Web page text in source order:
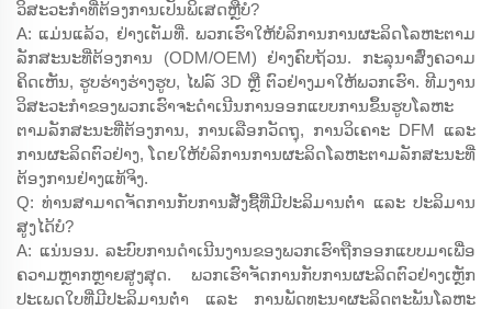
ວິສະວະກຳທີ່ຕ້ອງການເປັນພິເສດຫຼືບໍ?
A: ແມ່ນແລ້ວ, ຢ່າງເຕັມທີ່. ພວກເຮົາໃຫ້ບໍລິການການຜະລິດໂລຫະຕາມ
ລັກສະນະທີ່ຕ້ອງການ (ODM/OEM) ຢ່າງຄົບຖ້ວນ. ກະລຸນາສົ່ງຄວາມ
ຄິດເຫັນ, ຮູບຮ່າງຮ່າງຮູບ, ໄຟລ໌ 3D ຫຼື ຕົວຢ່າງມາໃຫ້ພວກເຮົາ. ທີມງານ
ວິສະວະກຳຂອງພວກເຮົາຈະດຳເນີນການອອກແບບການຂຶ້ນຮູບໂລຫະ
ຕາມລັກສະນະທີ່ຕ້ອງການ, ການເລືອກວັດຖຸ, ການວິເຄາະ DFM ແລະ
ການຜະລິດຕົວຢ່າງ, ໂດຍໃຫ້ບໍລິການການຜະລິດໂລຫະຕາມລັກສະນະທີ່
ຕ້ອງການຢ່າງແທ້ຈິງ.
Q: ທ່ານສາມາດຈັດການກັບການສັ່ງຊື້ທີ່ມີປະລິມານຕ່ຳ ແລະ ປະລິມານ
ສູງໄດ້ບໍ?
A: ແນ່ນອນ. ລະບົບການດຳເນີນງານຂອງພວກເຮົາຖືກອອກແບບມາເພື່ອ
ຄວາມຫຼາກຫຼາຍສູງສຸດ. ພວກເຮົາຈັດການກັບການຜະລິດຕົວຢ່າງເຫຼັກ
ປະເພດໃບທີ່ມີປະລິມານຕ່ຳ ແລະ ການພັດທະນາຜະລິດຕະພັນໂລຫະ